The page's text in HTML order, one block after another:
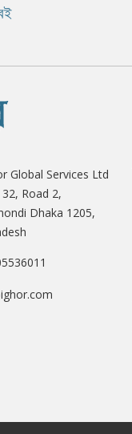
Global Services Ltd
Road 2,
Dhaka 1205,